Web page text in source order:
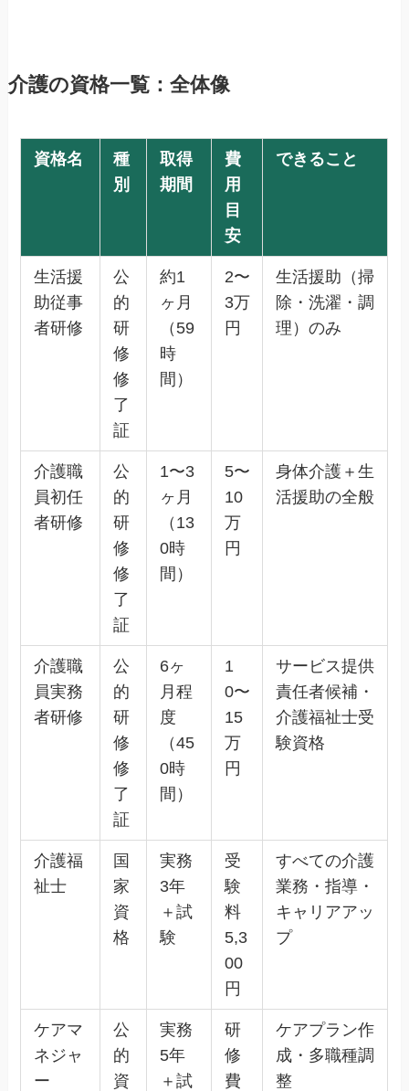
介護の資格一覧：全体像
資格名
種
別
取得
期間
費
用
目
安
できること
生活援
助従事
者研修
公
的
研
修
修
了
証
約1
ヶ月
（59
時
間）
2〜
3万
円
生活援助（掃
除・洗濯・調
理）のみ
介護職
員初任
者研修
公
的
研
修
修
了
証
1〜3
ヶ月
（13
0時
間）
5〜
10
万
円
身体介護＋生
活援助の全般
介護職
員実務
者研修
公
的
研
修
修
了
証
6ヶ
月程
度
（45
0時
間）
1
0〜
15
万
円
サービス提供
責任者候補・
介護福祉士受
験資格
介護福
祉士
国
家
資
格
実務
3年
＋試
験
受
験
料
5,3
00
円
すべての介護
業務・指導・
キャリアアッ
プ
ケアマ
ネジャ
ー
公
的
資
実務
5年
＋試
研
修
費
ケアプラン作
成・多職種調
整